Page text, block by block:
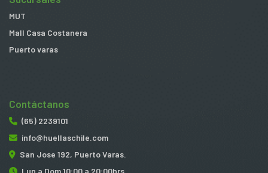
MUT
Mall Casa Costanera
Puerto varas
Contáctanos
(65) 2239101
info@huellaschile.com
San Jose 192, Puerto Varas.
Lun a Dom 10:00 a 20:00hrs